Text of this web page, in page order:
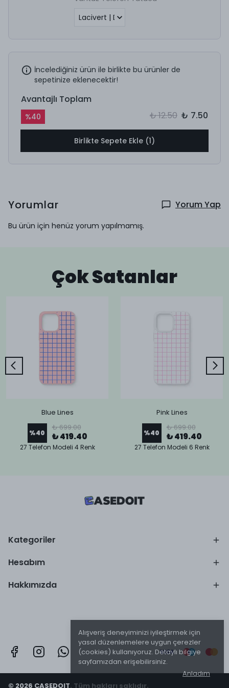
Alışveriş deneyiminizi iyileştirmek için
yasal düzenlemelere uygun çerezler
(cookies) kullanıyoruz. Detaylı bilgiye
sayfamızdan erişebilirsiniz.
Anladım
İncelediğiniz ürün ile birlikte bu ürünler de
sepetinize eklenecektir!
Avantajlı Toplam
%40 ₺ 12.50 ₺ 7.50
Birlikte Sepete Ekle (1)
Yorumlar Yorum Yap
Bu ürün için henüz yorum yapılmamış.
Çok Satanlar
Blue Lines
%40
₺ 699.00
₺ 419.40
27 Telefon Modeli 4 Renk
Pink Lines
%40
₺ 699.00
₺ 419.40
27 Telefon Modeli 6 Renk
Kategoriler
Hesabım
Hakkımızda
© 2026 CASEDOIT. Tüm hakları saklıdır.